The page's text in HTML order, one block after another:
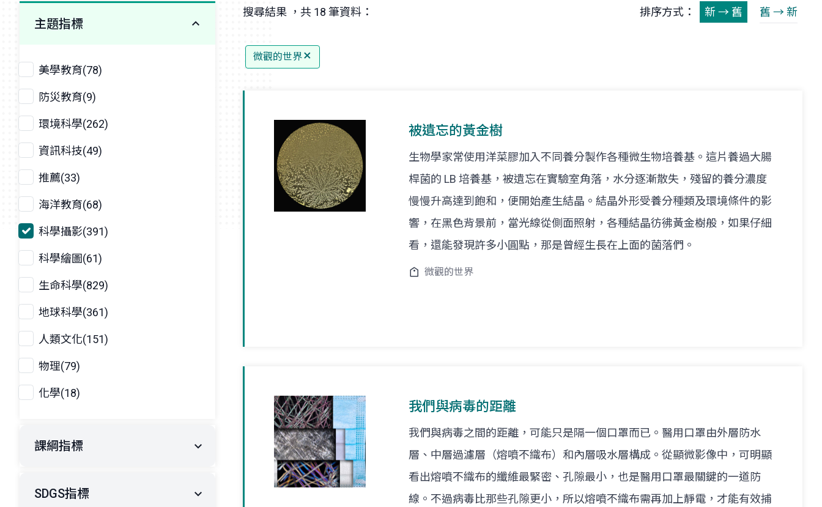
主題指標
美學教育(78)
防災教育(9)
環境科學(262)
資訊科技(49)
推薦(33)
海洋教育(68)
科學攝影(391)
科學繪圖(61)
生命科學(829)
地球科學(361)
人類文化(151)
物理(79)
化學(18)
課綱指標
SDGS指標
搜尋結果 ，共 18 筆資料： 排序方式： 新 → 舊 舊 → 新
微觀的世界
被遺忘的黃金樹
生物學家常使用洋菜膠加入不同養分製作各種微生物培養基。這片養過大腸
桿菌的 LB 培養基，被遺忘在實驗室角落，水分逐漸散失，殘留的養分濃度
慢慢升高達到飽和，便開始產生結晶。結晶外形受養分種類及環境條件的影
響，在黑色背景前，當光線從側面照射，各種結晶彷彿黃金樹般，如果仔細
看，還能發現許多小圓點，那是曾經生長在上面的菌落們。
微觀的世界
我們與病毒的距離
我們與病毒之間的距離，可能只是隔一個口罩而已。醫用口罩由外層防水
層、中層過濾層（熔噴不織布）和內層吸水層構成。從顯微影像中，可明顯
看出熔噴不織布的纖維最緊密、孔隙最小，也是醫用口罩最關鍵的一道防
線。不過病毒比那些孔隙更小，所以熔噴不織布需再加上靜電，才能有效捕